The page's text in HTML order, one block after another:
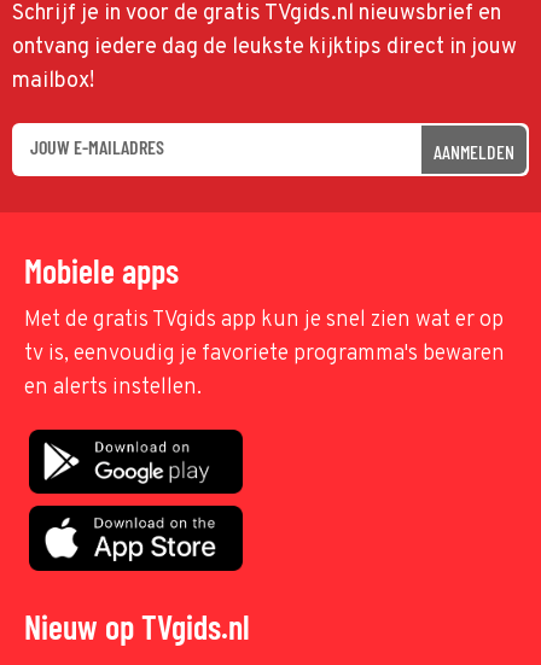
Schrijf je in voor de gratis TVgids.nl nieuwsbrief en
ontvang iedere dag de leukste kijktips direct in jouw
mailbox!
AANMELDEN
Mobiele apps
Met de gratis TVgids app kun je snel zien wat er op
tv is, eenvoudig je favoriete programma's bewaren
en alerts instellen.
Nieuw op TVgids.nl